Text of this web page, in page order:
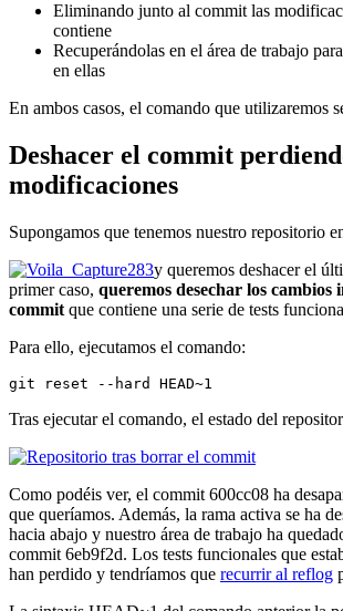
Eliminando junto al commit las
contiene
Recuperándolas en el área de trabajo
en ellas
En ambos casos, el comando que utilizaremos
Deshacer el commit
modificaciones
Supongamos que tenemos nuestro repositorio
y queremos deshacer el
primer caso, queremos desechar los cambios
commit que contiene una serie de tests
Para ello, ejecutamos el comando:
git reset --hard HEAD~1
Tras ejecutar el comando, el estado del
Como podéis ver, el commit 600cc08 ha
que queríamos. Además, la rama activa se ha
hacia abajo y nuestro área de trabajo ha
commit 6eb9f2d. Los tests funcionales que
han perdido y tendríamos que recurrir al reflog